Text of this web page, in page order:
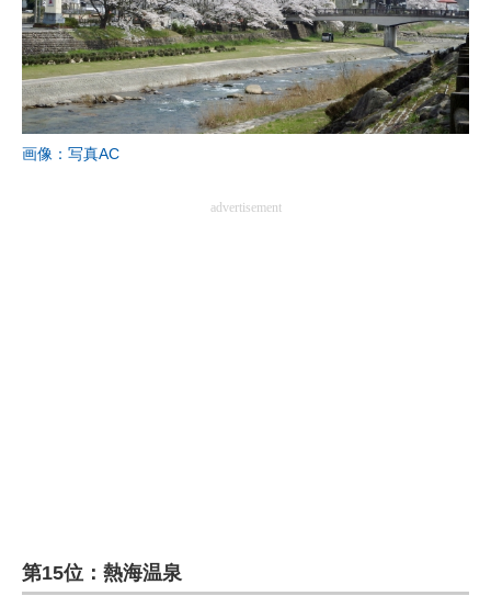
AI活用のいまが分かる
企業ITのトレンドを詳説
経営リーダーのコミュニティ
マーケ×ITの今がよく分かる
建設×テクノロジーの最前線
画像：写真AC
advertisement
第15位：熱海温泉